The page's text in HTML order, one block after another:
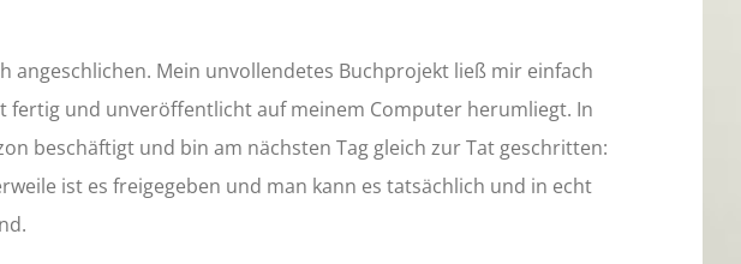
Mein unvollendetes Buchprojekt ließ mir einfach
fertig und unveröffentlicht auf meinem Computer herumliegt. In
beschäftigt und bin am nächsten Tag gleich zur Tat geschritten:
ist es freigegeben und man kann es tatsächlich und in echt